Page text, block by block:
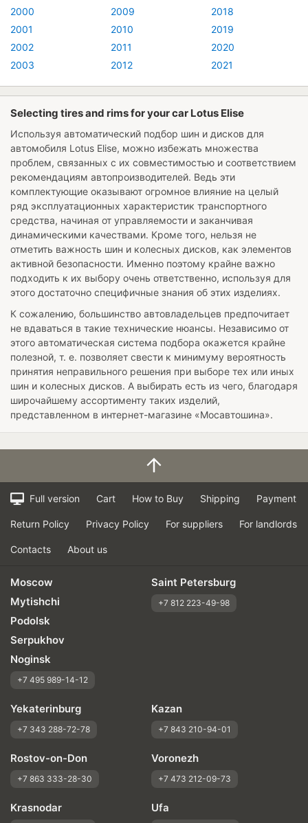
2000
2001
2002
2003
2009
2010
2011
2012
2018
2019
2020
2021
Selecting tires and rims for your car Lotus Elise
Используя автоматический подбор шин и дисков для
автомобиля Lotus Elise, можно избежать множества
проблем, связанных с их совместимостью и соответствием
рекомендациям автопроизводителей. Ведь эти
комплектующие оказывают огромное влияние на целый
ряд эксплуатационных характеристик транспортного
средства, начиная от управляемости и заканчивая
динамическими качествами. Кроме того, нельзя не
отметить важность шин и колесных дисков, как элементов
активной безопасности. Именно поэтому крайне важно
подходить к их выбору очень ответственно, используя для
этого достаточно специфичные знания об этих изделиях.
К сожалению, большинство автовладельцев предпочитает
не вдаваться в такие технические нюансы. Независимо от
этого автоматическая система подбора окажется крайне
полезной, т. е. позволяет свести к минимуму вероятность
принятия неправильного решения при выборе тех или иных
шин и колесных дисков. А выбирать есть из чего, благодаря
широчайшему ассортименту таких изделий,
представленном в интернет-магазине «Мосавтошина».
Full version Cart How to Buy Shipping Payment
Return Policy Privacy Policy For suppliers For landlords
Contacts About us
Moscow
Mytishchi
Podolsk
Serpukhov
Noginsk
+7 495 989-14-12
Saint Petersburg
+7 812 223-49-98
Yekaterinburg
+7 343 288-72-78
Kazan
+7 843 210-94-01
Rostov-on-Don
+7 863 333-28-30
Voronezh
+7 473 212-09-73
Krasnodar Ufa